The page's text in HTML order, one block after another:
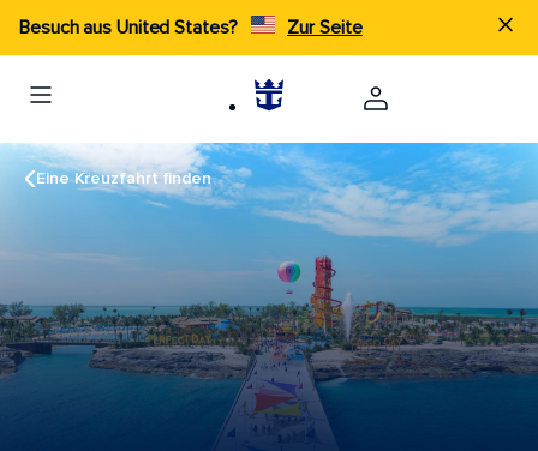
Besuch aus United States? Zur Seite
Eine Kreuzfahrt finden